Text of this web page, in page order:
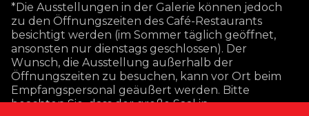
*Die Ausstellungen in der Galerie können jedoch
zu den Öffnungszeiten des Café-Restaurants
besichtigt werden (im Sommer täglich geöffnet,
ansonsten nur dienstags geschlossen). Der
Wunsch, die Ausstellung außerhalb der
Öffnungszeiten zu besuchen, kann vor Ort beim
Empfangspersonal geäußert werden. Bitte
beachten Sie, dass der große Saal in